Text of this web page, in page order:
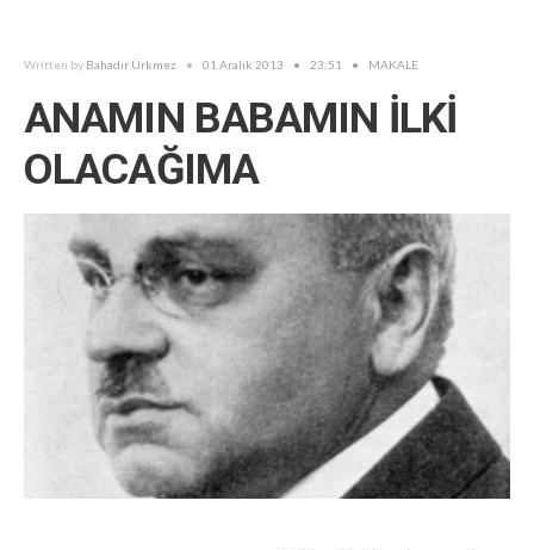
Written by Bahadır Ürkmez • 01 Aralık 2013 • 23:51 • MAKALE
ANAMIN BABAMIN İLKİ
OLACAĞIMA